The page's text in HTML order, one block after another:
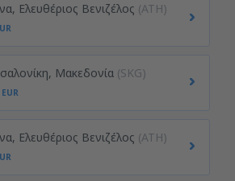
Ελευθέριος Βενιζέλος (ATH)
Μακεδονία (SKG)
EUR
Ελευθέριος Βενιζέλος (ATH)